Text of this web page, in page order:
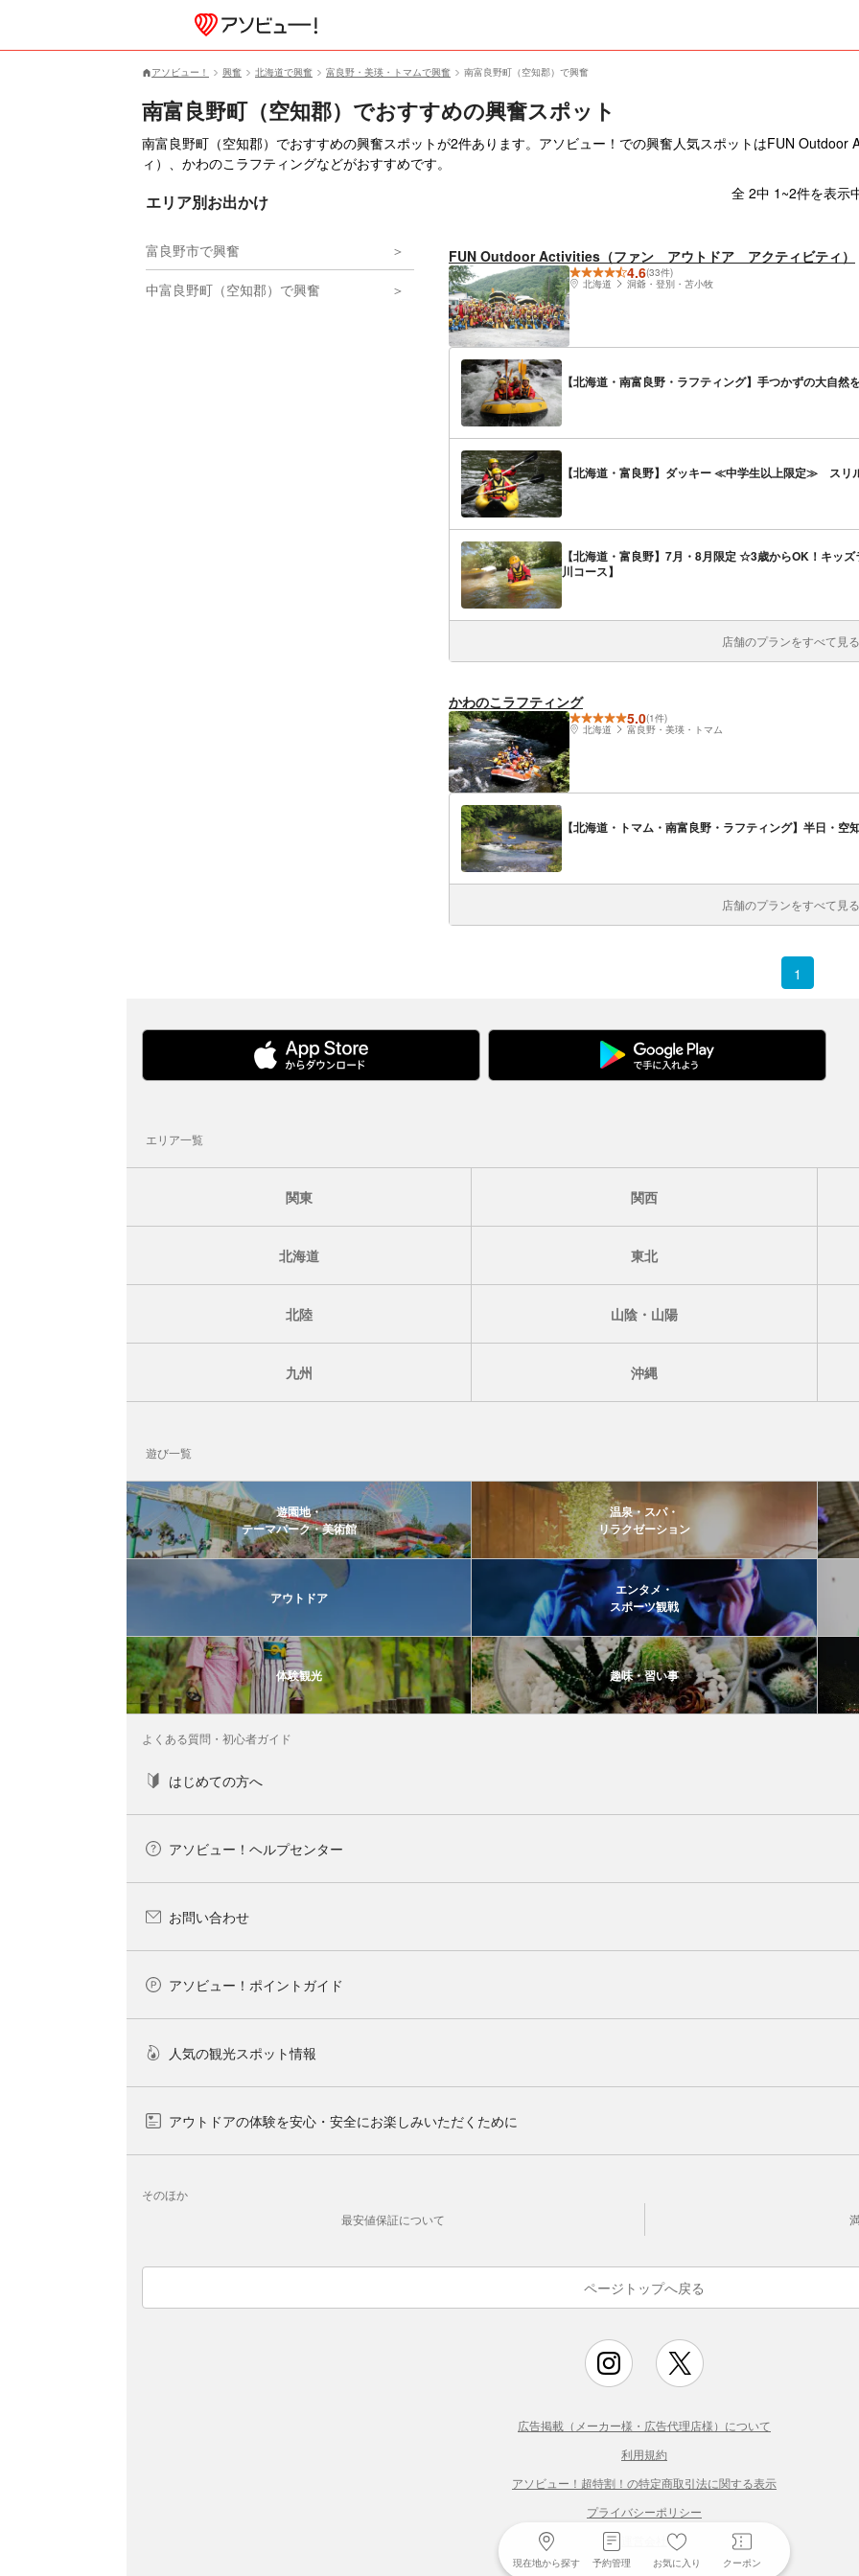
アソビュー！ 興奮 北海道で興奮 富良野・美瑛・トマムで興奮 南富良野町（空知郡）で興奮
南富良野町（空知郡）でおすすめの興奮スポット
南富良野町（空知郡）でおすすめの興奮スポットが2件あります。アソビュー！での興奮人気スポットはFUN
ィ）、かわのこラフティングなどがおすすめです。
全 2中 1~2件を表示
FUN Outdoor Activities（ファン アウトドア アクティビティ）
4.6(33件)
北海道
洞爺・登別・苫小牧
【北海道・南富良野・ラフティング】手つかずの大自
【北海道・富良野】ダッキー ≪中学生以上限定≫ スリ
【北海道・富良野】7月・8月限定 ☆3歳からOK！キ
川コース】
店舗のプランをすべて見
かわのこラフティング
5.0(1件)
北海道
富良野・美瑛・トマム
【北海道・トマム・南富良野・ラフティング】半日・空
店舗のプランをすべて見
1
エリア別お出かけ
富良野市で興奮
中富良野町（空知郡）で興奮
エリア一覧
関東 関西
北海道 東北
北陸 山陰・山陽
九州 沖縄
遊び一覧
遊園地・
テーマパーク・美術館
温泉・スパ・
リラクゼーション
アウトドア
エンタメ・
スポーツ観戦
体験観光 趣味・習い事
よくある質問・初心者ガイド
はじめての方へ
アソビュー！ヘルプセンター
お問い合わせ
アソビュー！ポイントガイド
人気の観光スポット情報
アウトドアの体験を安心・安全にお楽しみいただくために
そのほか
最安値保証について
ページトップへ戻る
広告掲載（メーカー様・広告代理店様）について
利用規約
アソビュー！超特割！の特定商取引法に関する表示
プライバシーポリシー
現在地から探す 予約管理 お気に入り クーポン